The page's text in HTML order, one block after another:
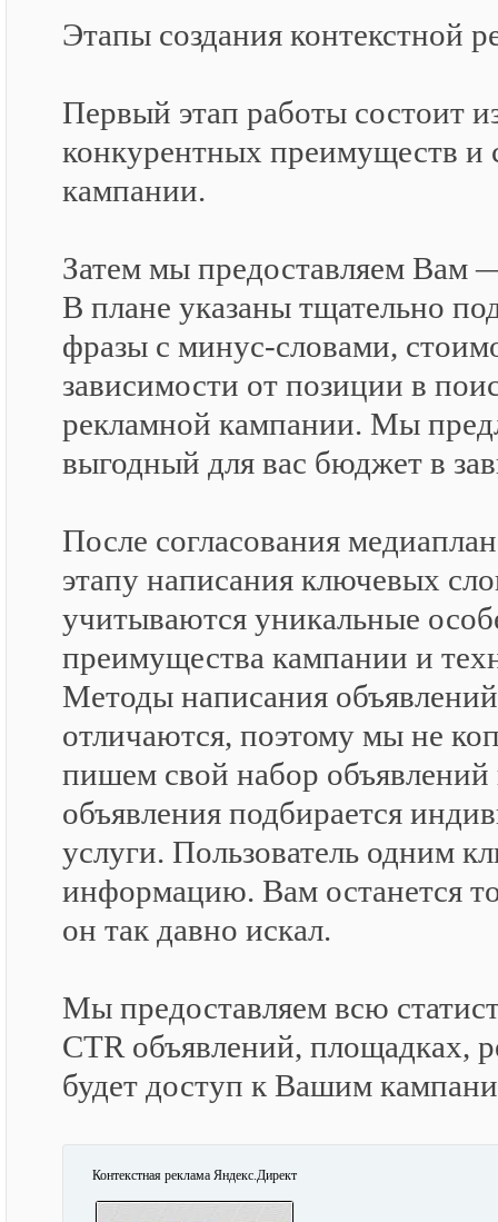
Этапы создания контекстной
Первый этап работы состоит
конкурентных преимуществ и
кампании.
Затем мы предоставляем Вам
В плане указаны тщательно
фразы с минус-словами,
зависимости от позиции в
рекламной кампании. Мы
выгодный для вас бюджет в
После согласования
этапу написания ключевых
учитываются уникальные
преимущества кампании и
Методы написания
отличаются, поэтому мы не
пишем свой набор
объявления подбирается
услуги. Пользователь одним
информацию. Вам останется
он так давно искал.
Мы предоставляем всю
CTR объявлений, площадках,
будет доступ к Вашим
Контекстная реклама Яндекс.Директ